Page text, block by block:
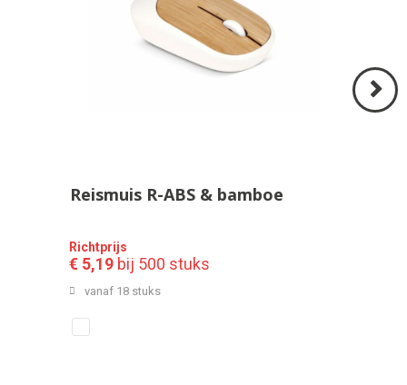
Reismuis R-ABS & bamboe
Richtprijs
€ 5,19 bij 500 stuks
vanaf 18 stuks